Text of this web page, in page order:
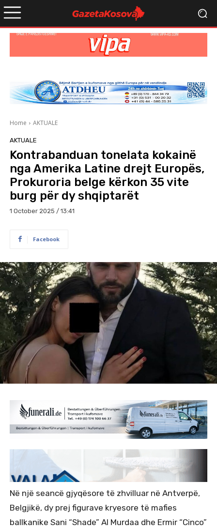
Home AKTUALE
AKTUALE
Kontrabanduan tonelata kokainë
nga Amerika Latine drejt Europës,
Prokuroria belge kërkon 35 vite
burg për dy shqiptarët
1 October 2025 / 13:41
Facebook
Në një seancë gjyqësore të zhvilluar në Antverpë,
Belgjikë, dy prej figurave kryesore të mafies
ballkanike Sani “Shade” Al Murdaa dhe Ermir “Cinco”